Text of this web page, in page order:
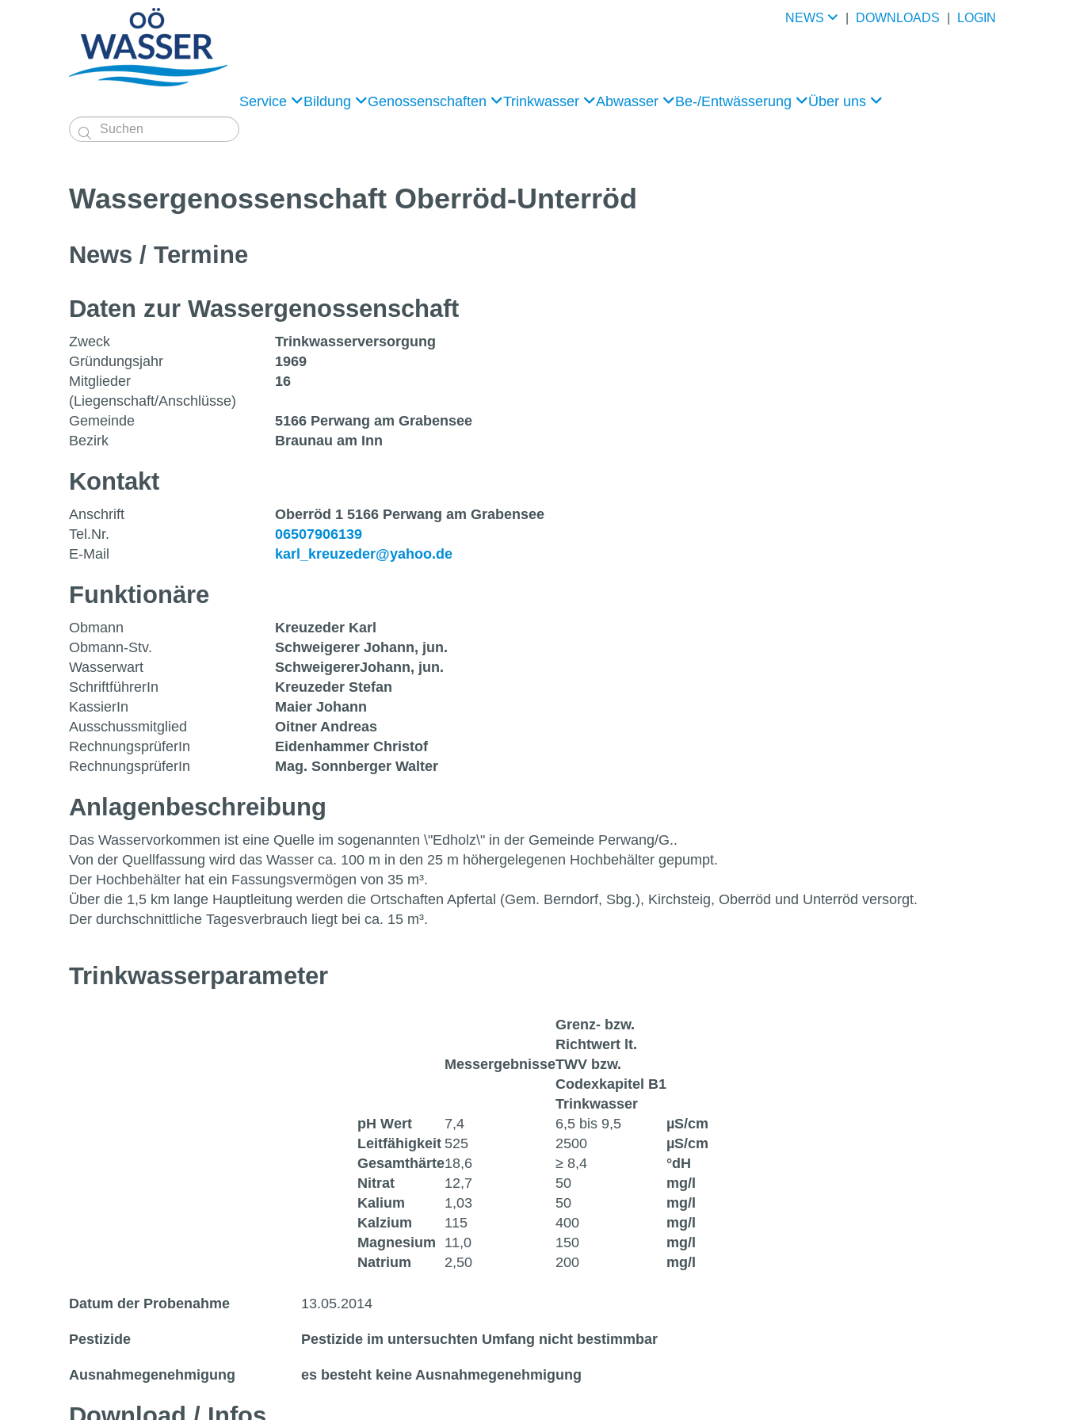
NEWS DOWNLOADS LOGIN
Service Bildung Genossenschaften Trinkwasser Abwasser Be-/Entwässerung Über uns

Wassergenossen­schaft Oberröd-Unterröd
News / Termine
Daten zur Wasser­genossen­schaft
Zweck
Trinkwasserversorgung
Gründungsjahr
1969
Mitglieder
(Liegenschaft/Anschlüsse)
16
Gemeinde
5166 Perwang am Grabensee
Bezirk
Braunau am Inn
Kontakt
Anschrift
Oberröd 1 5166 Perwang am Grabensee
Tel.Nr.
06507906139
E-Mail
karl_kreuzeder@yahoo.de
Funktionäre
Obmann
Kreuzeder Karl
Obmann-Stv.
Schweigerer Johann, jun.
Wasserwart
SchweigererJohann, jun.
SchriftführerIn
Kreuzeder Stefan
KassierIn
Maier Johann
Ausschussmitglied
Oitner Andreas
RechnungsprüferIn
Eidenhammer Christof
RechnungsprüferIn
Mag. Sonnberger Walter
Anlagen­beschreibung
Das Wasservorkommen ist eine Quelle im sogenannten \"Edholz\" in der Gemeinde Perwang/G..
Von der Quellfassung wird das Wasser ca. 100 m in den 25 m höhergelegenen Hochbehälter gepumpt.
Der Hochbehälter hat ein Fassungsvermögen von 35 m³.
Über die 1,5 km lange Hauptleitung werden die Ortschaften Apfertal (Gem. Berndorf, Sbg.), Kirchsteig, Oberröd und Unterröd versorgt.
Der durchschnittliche Tagesverbrauch liegt bei ca. 15 m³.
Trinkwasser­parameter
Messergebnisse
Grenz- bzw.
Richtwert lt.
TWV bzw.
Codexkapitel B1
Trinkwasser
pH Wert
7,4 6,5 bis 9,5
µS/cm
Leitfähigkeit 525 2500
µS/cm
Gesamthärte18,6 ≥ 8,4
°dH
Nitrat
12,7 50
mg/l
Kalium
1,03 50
mg/l
Kalzium
115 400
mg/l
Magnesium
11,0 150
mg/l
Natrium
2,50 200 mg/l
Datum der Probenahme 13.05.2014
Pestizide Pestizide im untersuchten Umfang nicht bestimmbar
Ausnahmegenehmigung es besteht keine Ausnahmegenehmigung